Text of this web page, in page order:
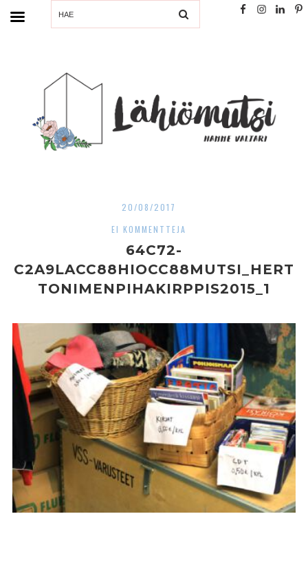
SEARCH
20/08/2017
EI KOMMENTTEJA
64C72-
C2A9LACC88HIOCC88MUTSI_HERT
TONIMENPIHAKIRPPIS2015_1